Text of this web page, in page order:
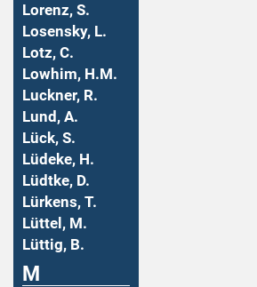
Lorenz, S.
Losensky, L.
Lotz, C.
Lowhim, H.M.
Luckner, R.
Lund, A.
Lück, S.
Lüdeke, H.
Lüdtke, D.
Lürkens, T.
Lüttel, M.
Lüttig, B.
M